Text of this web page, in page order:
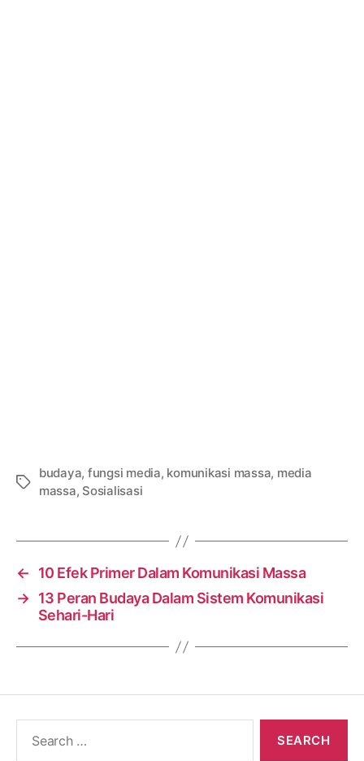
Tags
budaya, fungsi media, komunikasi massa, media
massa, Sosialisasi
←
10 Efek Primer Dalam Komunikasi Massa
→ 13 Peran Budaya Dalam Sistem Komunikasi
Sehari-Hari